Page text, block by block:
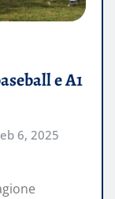
e A1
6, 2025